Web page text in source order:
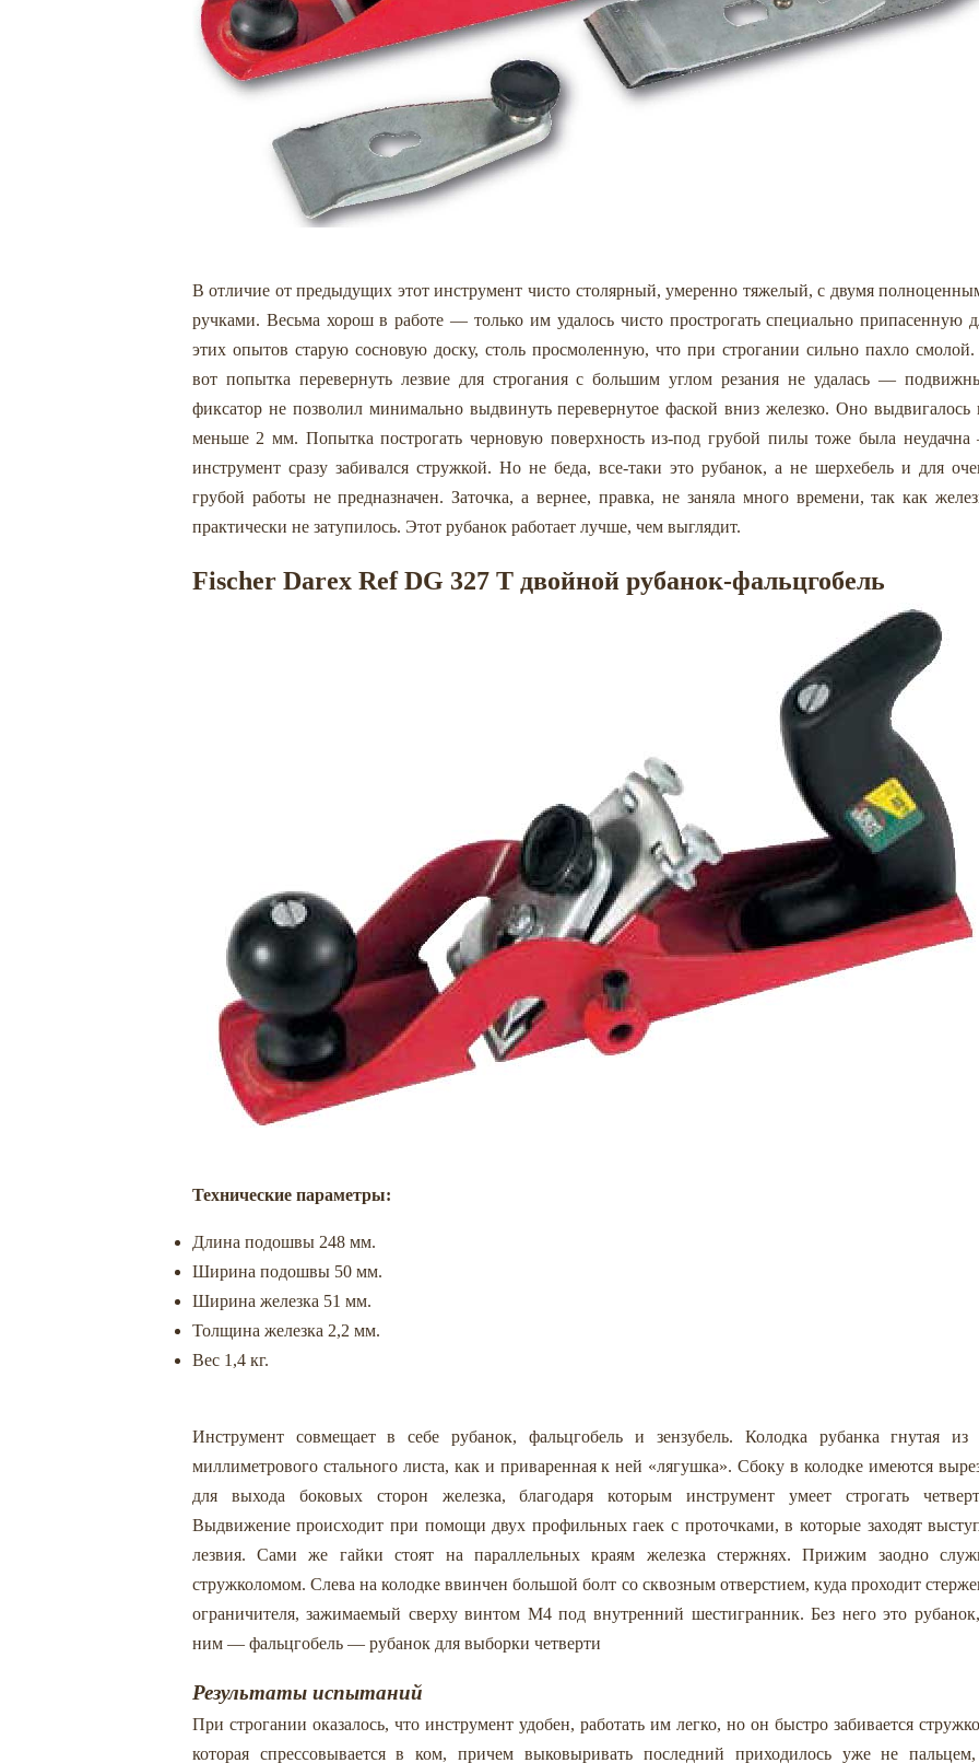
В отличие от предыдущих этот инструмент чисто столярный, умеренно тяжелый, с двумя
ручками. Весьма хорош в работе — только им удалось чисто прострогать специально припасенную
этих опытов старую сосновую доску, столь просмоленную, что при строгании сильно пахло
вот попытка перевернуть лезвие для строгания с большим углом резания не удалась —
фиксатор не позволил минимально выдвинуть перевернутое фаской вниз железко. Оно выдвигалось
меньше 2 мм. Попытка построгать черновую поверхность из-под грубой пилы тоже была
инструмент сразу забивался стружкой. Но не беда, все-таки это рубанок, а не шерхебель и для
грубой работы не предназначен. Заточка, а вернее, правка, не заняла много времени, так как
практически не затупилось. Этот рубанок работает лучше, чем выглядит.
Fischer Darex Ref DG 327 T двойной рубанок-фальцгобель
Технические параметры:
Длина подошвы 248 мм.
Ширина подошвы 50 мм.
Ширина железка 51 мм.
Толщина железка 2,2 мм.
Вес 1,4 кг.
Инструмент совмещает в себе рубанок, фальцгобель и зензубель. Колодка рубанка гнутая из
миллиметрового стального листа, как и приваренная к ней «лягушка». Сбоку в колодке имеются
для выхода боковых сторон железка, благодаря которым инструмент умеет строгать
Выдвижение происходит при помощи двух профильных гаек с проточками, в которые заходят
лезвия. Сами же гайки стоят на параллельных краям железка стержнях. Прижим заодно
стружколомом. Слева на колодке ввинчен большой болт со сквозным отверстием, куда проходит
ограничителя, зажимаемый сверху винтом М4 под внутренний шестигранник. Без него это
ним — фальцгобель — рубанок для выборки четверти
Результаты испытаний
При строгании оказалось, что инструмент удобен, работать им легко, но он быстро забивается
которая спрессовывается в ком, причем выковыривать последний приходилось уже не